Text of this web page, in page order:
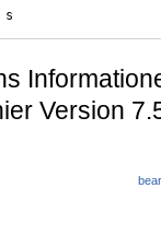
s
Version